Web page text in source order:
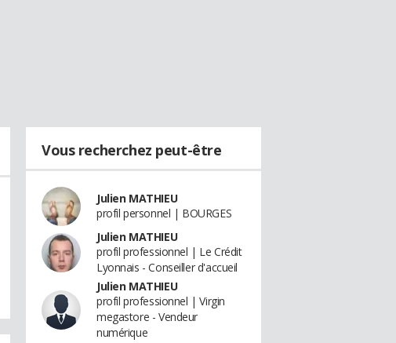
Vous recherchez peut-être
Julien MATHIEU
profil personnel | BOURGES
Julien MATHIEU
profil professionnel | Le Crédit
Lyonnais - Conseiller d'accueil
Julien MATHIEU
profil professionnel | Virgin
megastore - Vendeur
numérique